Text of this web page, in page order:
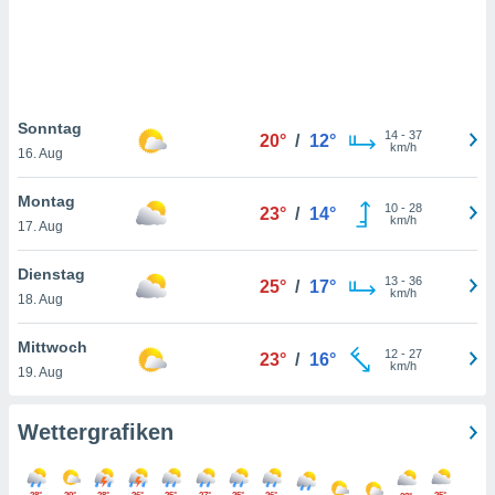
nicht
können
von
Sie
und
Sonntag
16. Aug
20° / 12° 14- 37
km/h
Montag
17. Aug
23° / 14° 10- 28
km/h
Dienstag
18. Aug
25° / 17° 13- 36
km/h
Mittwoch
19. Aug
23° / 16° 12- 27
km/h
Wettergrafiken